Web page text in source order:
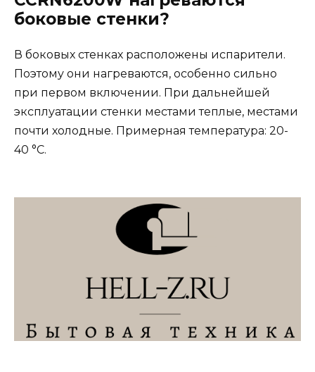
боковые стенки?
В боковых стенках расположены испарители.
Поэтому они нагреваются, особенно сильно
при первом включении. При дальнейшей
эксплуатации стенки местами теплые, местами
почти холодные. Примерная температура: 20-
40 °С.